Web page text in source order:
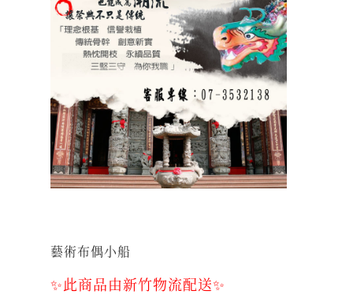
藝術布偶小船
✨此商品由新竹物流配送✨